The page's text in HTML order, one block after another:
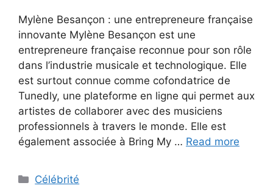
Mylène Besançon : une entrepreneure française
innovante Mylène Besançon est une
entrepreneure française reconnue pour son rôle
dans l’industrie musicale et technologique. Elle
est surtout connue comme cofondatrice de
Tunedly, une plateforme en ligne qui permet aux
artistes de collaborer avec des musiciens
professionnels à travers le monde. Elle est
également associée à Bring My … Read more
Categories
Célébrité